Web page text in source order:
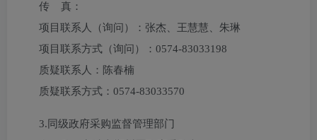
传 真：
项目联系人（询问）： 张杰、王慧慧、朱琳
项目联系方式（询问）： 0574-83033198
质疑联系人： 陈春楠
质疑联系方式： 0574-83033570
3. 同级政府采购监督管理部门